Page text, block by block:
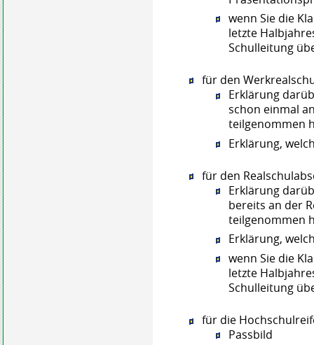
wenn Sie die
letzte
Schulleitung
für den
Erklärung
schon einmal
teilgenommen
Erklärung,
für den
Erklärung
bereits an der
teilgenommen
Erklärung,
wenn Sie die
letzte
Schulleitung
für die
Passbild